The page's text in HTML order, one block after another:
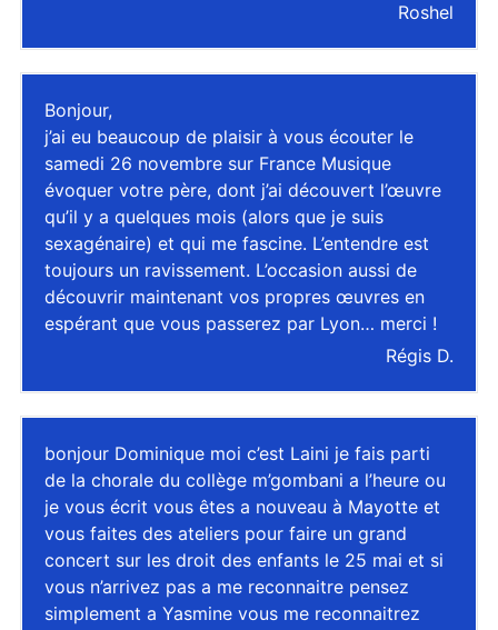
Roshel
Bonjour,
j’ai eu beaucoup de plaisir à vous écouter le
samedi 26 novembre sur France Musique
évoquer votre père, dont j’ai découvert l’œuvre
qu’il y a quelques mois (alors que je suis
sexagénaire) et qui me fascine. L’entendre est
toujours un ravissement. L’occasion aussi de
découvrir maintenant vos propres œuvres en
espérant que vous passerez par Lyon… merci !
Régis D.
bonjour Dominique moi c’est Laini je fais parti
de la chorale du collège m’gombani a l’heure ou
je vous écrit vous êtes a nouveau à Mayotte et
vous faites des ateliers pour faire un grand
concert sur les droit des enfants le 25 mai et si
vous n’arrivez pas a me reconnaitre pensez
simplement a Yasmine vous me reconnaitrez